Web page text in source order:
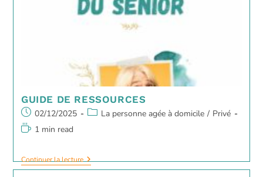
GUIDE DE RESSOURCES
02/12/2025 La personne agée à domicile / Privé
1 min read
Continuer la lecture